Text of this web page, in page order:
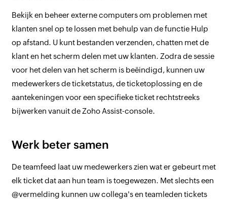
Bekijk en beheer externe computers om problemen met
klanten snel op te lossen met behulp van de functie Hulp
op afstand. U kunt bestanden verzenden, chatten met de
klant en het scherm delen met uw klanten. Zodra de sessie
voor het delen van het scherm is beëindigd, kunnen uw
medewerkers de ticketstatus, de ticketoplossing en de
aantekeningen voor een specifieke ticket rechtstreeks
bijwerken vanuit de Zoho Assist-console.
Werk beter samen
De teamfeed laat uw medewerkers zien wat er gebeurt met
elk ticket dat aan hun team is toegewezen. Met slechts een
@vermelding kunnen uw collega's en teamleden tickets